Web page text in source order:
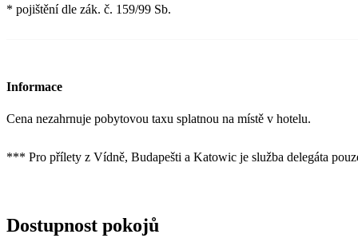
* pojištění dle zák. č. 159/99 Sb.
Informace
Cena nezahrnuje pobytovou taxu splatnou na místě v hotelu.
*** Pro přílety z Vídně, Budapešti a Katowic je služba delegáta
Dostupnost pokojů